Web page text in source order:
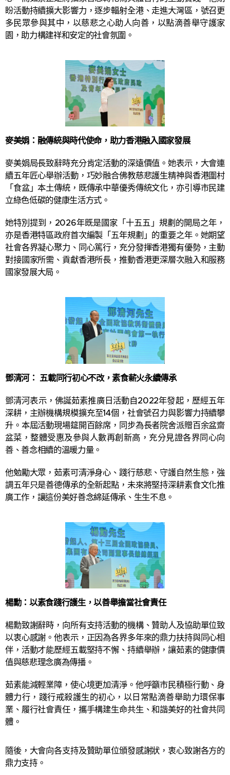
盼活動持續擴大影響力，逐步輻射全港、走進大灣區，號召更
多民眾參與其中，以慈悲之心助人向善，以點滴善舉守護家
園，助力構建祥和安定的社會氛圍。
麥美娟：融傳統與時代使命，助力香港融入國家發展
麥美娟局長致辭時充分肯定活動的深遠價值。她表示，大會連
續五年匠心舉辦活動，巧妙融合佛教慈悲護生精神與香港圍村
「食盆」本土傳統，既傳承中華優秀傳統文化，亦引導市民建
立綠色低碳的健康生活方式。
她特別提到，2026年既是國家「十五五」規劃的開局之年，
亦是香港特區政府首次編製「五年規劃」的重要之年。她期望
社會各界凝心聚力、同心篤行，充分發揮香港獨有優勢，主動
對接國家所需、貢獻香港所長，推動香港更深層次融入和服務
國家發展大局。
鄧清河： 五載同行初心不改，素食薪火永續傳承
鄧清河表示，佛誕茹素推廣日活動自2022年發起，歷經五年
深耕，主辦機構規模擴充至14個，社會號召力與影響力持續攀
升。本屆活動現場筵開百餘席，同步為長者院舍派贈百余盆齋
盆菜，整體受惠及參與人數再創新高，充分見證各界同心向
善、善念相續的溫暖力量。
他勉勵大眾，茹素可清淨身心、踐行慈悲、守護自然生態，強
調五年只是善德傳承的全新起點，未來將堅持深耕素食文化推
廣工作，讓這份美好善念綿延傳承、生生不息。
楊勳：以素食踐行護生，以善舉擔當社會責任
楊勳致謝辭時，向所有支持活動的機構、贊助人及協助單位致
以衷心感謝。他表示，正因為各界多年來的鼎力扶持與同心相
伴，活動才能歷經五載堅持不懈、持續舉辦，讓茹素的健康價
值與慈悲理念廣為傳播。
茹素能減輕業障，使心境更加清淨。他呼籲市民積極行動、身
體力行，踐行戒殺護生的初心，以日常點滴善舉助力環保事
業、履行社會責任，攜手構建生命共生、和諧美好的社會共同
體。
隨後，大會向各支持及贊助單位頒發感謝狀，衷心致謝各方的
鼎力支持。